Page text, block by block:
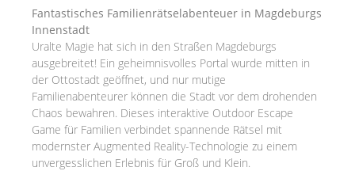
Fantastisches Familienrätselabenteuer in Magdeburgs
Innenstadt
Uralte Magie hat sich in den Straßen Magdeburgs
ausgebreitet! Ein geheimnisvolles Portal wurde mitten in
der Ottostadt geöffnet, und nur mutige
Familienabenteurer können die Stadt vor dem drohenden
Chaos bewahren. Dieses interaktive Outdoor Escape
Game für Familien verbindet spannende Rätsel mit
modernster Augmented Reality-Technologie zu einem
unvergesslichen Erlebnis für Groß und Klein.